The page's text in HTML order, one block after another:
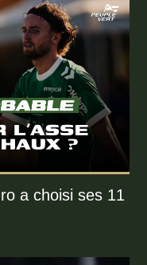
a choisi ses 11